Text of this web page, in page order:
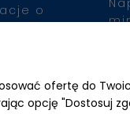
o
ofertę do
opcję "Dostosuj